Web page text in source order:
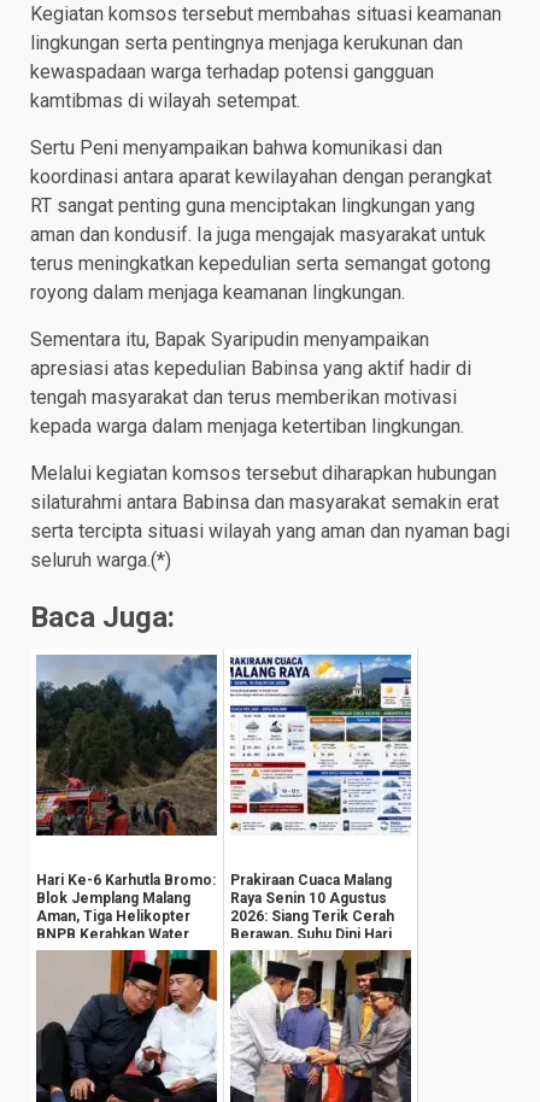
Kegiatan komsos tersebut membahas situasi keamanan
lingkungan serta pentingnya menjaga kerukunan dan
kewaspadaan warga terhadap potensi gangguan
kamtibmas di wilayah setempat.
Sertu Peni menyampaikan bahwa komunikasi dan
koordinasi antara aparat kewilayahan dengan perangkat
RT sangat penting guna menciptakan lingkungan yang
aman dan kondusif. Ia juga mengajak masyarakat untuk
terus meningkatkan kepedulian serta semangat gotong
royong dalam menjaga keamanan lingkungan.
Sementara itu, Bapak Syaripudin menyampaikan
apresiasi atas kepedulian Babinsa yang aktif hadir di
tengah masyarakat dan terus memberikan motivasi
kepada warga dalam menjaga ketertiban lingkungan.
Melalui kegiatan komsos tersebut diharapkan hubungan
silaturahmi antara Babinsa dan masyarakat semakin erat
serta tercipta situasi wilayah yang aman dan nyaman bagi
seluruh warga.(*)
Baca Juga:
Hari Ke-6 Karhutla Bromo:
Blok Jemplang Malang
Aman, Tiga Helikopter
BNPB Kerahkan Water
Bombing
Prakiraan Cuaca Malang
Raya Senin 10 Agustus
2026: Siang Terik Cerah
Berawan, Suhu Dini Hari
Anjlok ...